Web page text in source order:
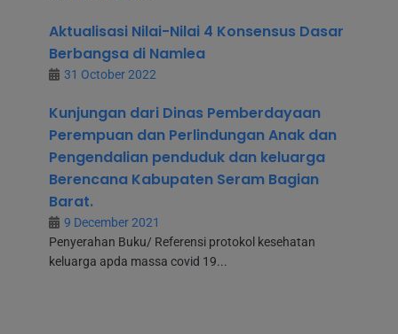
Aktualisasi Nilai-Nilai 4 Konsensus Dasar
Berbangsa di Namlea
31 October 2022
Kunjungan dari Dinas Pemberdayaan
Perempuan dan Perlindungan Anak dan
Pengendalian penduduk dan keluarga
Berencana Kabupaten Seram Bagian
Barat.
9 December 2021
Penyerahan Buku/ Referensi protokol kesehatan
keluarga apda massa covid 19...